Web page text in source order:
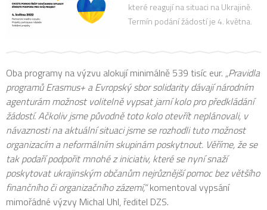
které reagují na situaci na Ukrajině.
Termín podání žádostí je 4. května.
Oba programy na výzvu alokují minimálně 539 tisíc eur. „Pravidla
programů Erasmus+ a Evropský sbor solidarity dávají národním
agenturám možnost volitelně vypsat jarní kolo pro předkládání
žádostí. Ačkoliv jsme původně toto kolo otevřít neplánovali, v
návaznosti na aktuální situaci jsme se rozhodli tuto možnost
organizacím a neformálním skupinám poskytnout. Věříme, že se
tak podaří podpořit mnohé z iniciativ, které se nyní snaží
poskytovat ukrajinským občanům nejrůznější pomoc bez většího
finančního či organizačního zázemí,“komentoval vypsání
mimořádné výzvy Michal Uhl, ředitel DZS.